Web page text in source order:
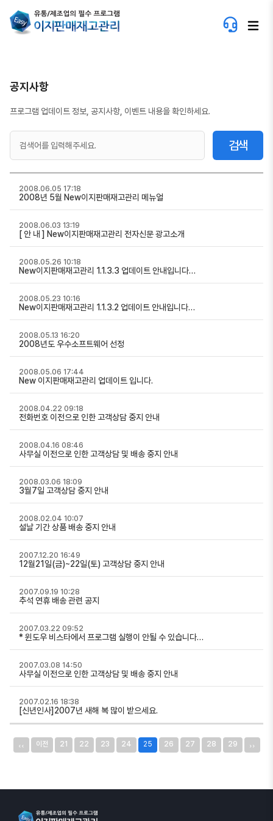
공지사항
프로그램 업데이트 정보, 공지사항, 이벤트 내용을 확인하세요.
검색
2008년 5월 New이지판매재고관리 메뉴얼
2008.06.05 17:18
[ 안 내 ] New이지판매재고관리 전자신문 광고소개
2008.06.03 13:19
New이지판매재고관리 1.1.3.3 업데이트 안내입니다…
2008.05.26 10:18
New이지판매재고관리 1.1.3.2 업데이트 안내입니다…
2008.05.23 10:16
2008년도 우수소프트웨어 선정
2008.05.13 16:20
New 이지판매재고관리 업데이트 입니다.
2008.05.06 17:44
전화번호 이전으로 인한 고객상담 중지 안내
2008.04.22 09:18
사무실 이전으로 인한 고객상담 및 배송 중지 안내
2008.04.16 08:46
3월7일 고객상담 중지 안내
2008.03.06 18:09
설날 기간 상품 배송 중지 안내
2008.02.04 10:07
12월21일(금)~22일(토) 고객상담 중지 안내
2007.12.20 16:49
추석 연휴 배송 관련 공지
2007.09.19 10:28
* 윈도우 비스타에서 프로그램 실행이 안될 수 있습니다…
2007.03.22 09:52
사무실 이전으로 인한 고객상담 및 배송 중지 안내
2007.03.08 14:50
[신년인사]2007년 새해 복 많이 받으세요.
2007.02.16 18:38
‹‹ 이전 21 22 23 24 25 26 27 28 29 ››